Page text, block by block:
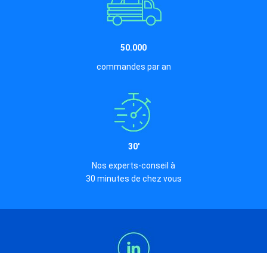
50.000
commandes par an
30'
Nos experts-conseil à
30 minutes de chez vous